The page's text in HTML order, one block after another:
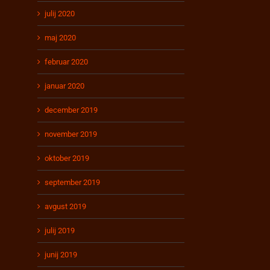
julij 2020
maj 2020
februar 2020
januar 2020
december 2019
november 2019
oktober 2019
september 2019
avgust 2019
julij 2019
junij 2019